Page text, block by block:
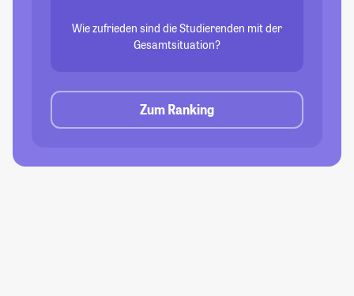
Wie zufrieden sind die Studierenden mit der
Gesamtsituation?
Zum Ranking